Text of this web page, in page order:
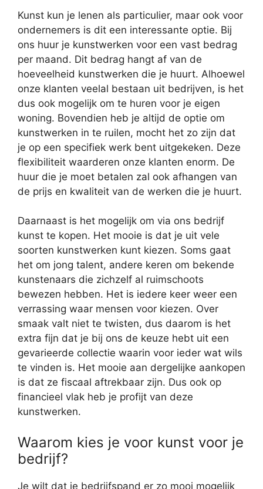
Kunst kun je lenen als particulier, maar ook voor
ondernemers is dit een interessante optie. Bij
ons huur je kunstwerken voor een vast bedrag
per maand. Dit bedrag hangt af van de
hoeveelheid kunstwerken die je huurt. Alhoewel
onze klanten veelal bestaan uit bedrijven, is het
dus ook mogelijk om te huren voor je eigen
woning. Bovendien heb je altijd de optie om
kunstwerken in te ruilen, mocht het zo zijn dat
je op een specifiek werk bent uitgekeken. Deze
flexibiliteit waarderen onze klanten enorm. De
huur die je moet betalen zal ook afhangen van
de prijs en kwaliteit van de werken die je huurt.
Daarnaast is het mogelijk om via ons bedrijf
kunst te kopen. Het mooie is dat je uit vele
soorten kunstwerken kunt kiezen. Soms gaat
het om jong talent, andere keren om bekende
kunstenaars die zichzelf al ruimschoots
bewezen hebben. Het is iedere keer weer een
verrassing waar mensen voor kiezen. Over
smaak valt niet te twisten, dus daarom is het
extra fijn dat je bij ons de keuze hebt uit een
gevarieerde collectie waarin voor ieder wat wils
te vinden is. Het mooie aan dergelijke aankopen
is dat ze fiscaal aftrekbaar zijn. Dus ook op
financieel vlak heb je profijt van deze
kunstwerken.
Waarom kies je voor kunst voor je
bedrijf?
Je wilt dat je bedrijfspand er zo mooi mogelijk